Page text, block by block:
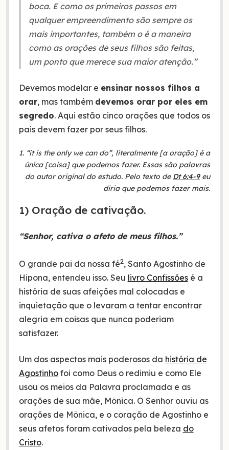
boca. E como os primeiros passos em
qualquer empreendimento são sempre os
mais importantes, também o é a maneira
como as orações de seus filhos são feitas,
um ponto que merece sua maior atenção.”
Devemos modelar e ensinar nossos filhos a
orar, mas também devemos orar por eles em
segredo. Aqui estão cinco orações que todos os
pais devem fazer por seus filhos.
1. “it is the only we can do”, literalmente [a oração] é a
única [coisa] que podemos fazer. Essas são palavras
do autor original do estudo. Pelo texto de Dt 6:4-9eu
diria que podemos fazer mais.
1) Oração de cativação.
“Senhor, cativa o afeto de meus filhos.”
O grande pai da nossa fé2, Santo Agostinho de
Hipona, entendeu isso. Seu livro Confissõesé a
história de suas afeições mal colocadas e
inquietação que o levaram a tentar encontrar
alegria em coisas que nunca poderiam
satisfazer.
Um dos aspectos mais poderosos da história de
Agostinhofoi como Deus o redimiu e como Ele
usou os meios da Palavra proclamada e as
orações de sua mãe, Mônica. O Senhor ouviu as
orações de Mônica, e o coração de Agostinho e
seus afetos foram cativados pela beleza do
Cristo.